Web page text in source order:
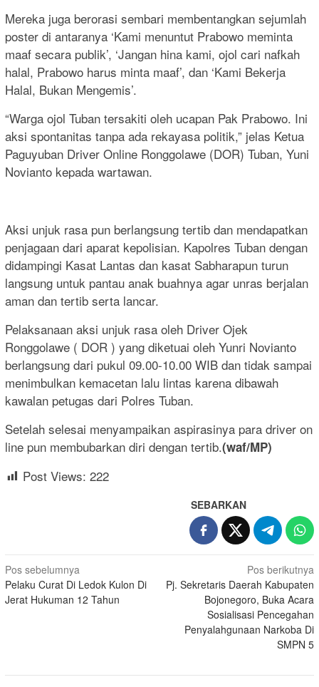
Mereka juga berorasi sembari membentangkan sejumlah
poster di antaranya ‘Kami menuntut Prabowo meminta
maaf secara publik’, ‘Jangan hina kami, ojol cari nafkah
halal, Prabowo harus minta maaf’, dan ‘Kami Bekerja
Halal, Bukan Mengemis’.
“Warga ojol Tuban tersakiti oleh ucapan Pak Prabowo. Ini
aksi spontanitas tanpa ada rekayasa politik,” jelas Ketua
Paguyuban Driver Online Ronggolawe (DOR) Tuban, Yuni
Novianto kepada wartawan.
Aksi unjuk rasa pun berlangsung tertib dan mendapatkan
penjagaan dari aparat kepolisian. Kapolres Tuban dengan
didampingi Kasat Lantas dan kasat Sabharapun turun
langsung untuk pantau anak buahnya agar unras berjalan
aman dan tertib serta lancar.
Pelaksanaan aksi unjuk rasa oleh Driver Ojek
Ronggolawe ( DOR ) yang diketuai oleh Yunri Novianto
berlangsung dari pukul 09.00-10.00 WIB dan tidak sampai
menimbulkan kemacetan lalu lintas karena dibawah
kawalan petugas dari Polres Tuban.
Setelah selesai menyampaikan aspirasinya para driver on
line pun membubarkan diri dengan tertib.(waf/MP)
Post Views: 222
SEBARKAN
Navigasi
pos
Pos sebelumnya
Pelaku Curat Di Ledok Kulon Di
Jerat Hukuman 12 Tahun
Pos berikutnya
Pj. Sekretaris Daerah Kabupaten
Bojonegoro, Buka Acara
Sosialisasi Pencegahan
Penyalahgunaan Narkoba Di
SMPN 5